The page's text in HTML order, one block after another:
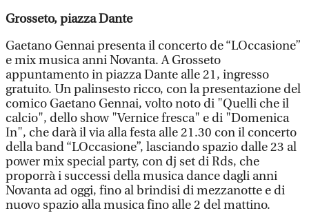
Grosseto, piazza Dante
Gaetano Gennai presenta il concerto de “LOccasione”
e mix musica anni Novanta. A Grosseto
appuntamento in piazza Dante alle 21, ingresso
gratuito. Un palinsesto ricco, con la presentazione del
comico Gaetano Gennai, volto noto di "Quelli che il
calcio", dello show "Vernice fresca" e di "Domenica
In", che darà il via alla festa alle 21.30 con il concerto
della band “LOccasione”, lasciando spazio dalle 23 al
power mix special party, con dj set di Rds, che
proporrà i successi della musica dance dagli anni
Novanta ad oggi, fino al brindisi di mezzanotte e di
nuovo spazio alla musica fino alle 2 del mattino.